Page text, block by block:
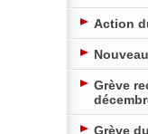
Action
Grève
Grève